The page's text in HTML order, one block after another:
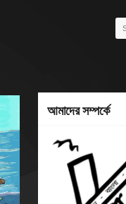
আমাদের সম্পর্কে